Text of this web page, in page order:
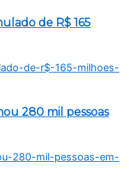
de R$ 165
280 mil pessoas